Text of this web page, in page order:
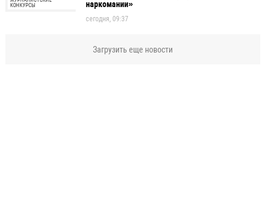
КОНКУРСЫ
наркомании»
сегодня, 09:37
Загрузить еще новости